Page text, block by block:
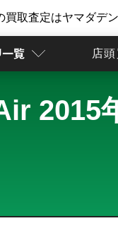
買取査定はヤマダデ
店
2015